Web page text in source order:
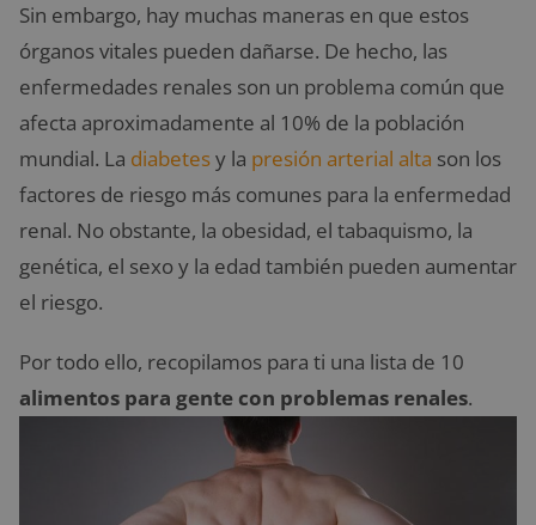
Sin embargo, hay muchas maneras en que estos
órganos vitales pueden dañarse. De hecho, las
enfermedades renales son un problema común que
afecta aproximadamente al 10% de la población
mundial. La diabetesy la presión arterial alta son los
factores de riesgo más comunes para la enfermedad
renal. No obstante, la obesidad, el tabaquismo, la
genética, el sexo y la edad también pueden aumentar
el riesgo.
Por todo ello, recopilamos para ti una lista de 10
alimentos para gente con problemas renales.